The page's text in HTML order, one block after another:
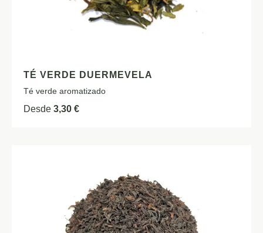
TÉ VERDE DUERMEVELA
Té verde aromatizado
Desde 3,30 €